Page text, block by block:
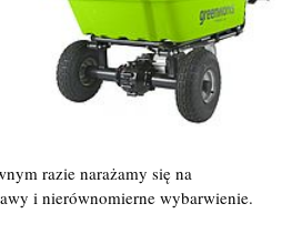
razie narażamy się na
i nierównomierne wybarwienie.